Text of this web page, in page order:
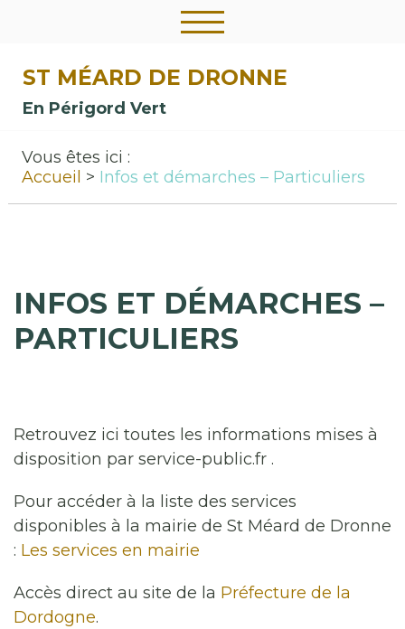
ST MÉARD DE DRONNE
En Périgord Vert
Vous êtes ici :
Accueil
Infos et démarches – Particuliers
INFOS ET DÉMARCHES –
PARTICULIERS
Retrouvez ici toutes les informations mises à
disposition par service-public.fr .
Pour accéder à la liste des services
disponibles à la mairie de St Méard de Dronne
: Les services en mairie
Accès direct au site de la Préfecture de la
Dordogne.